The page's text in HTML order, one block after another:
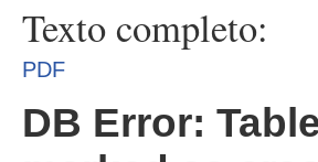
Texto completo:
PDF
DB Error: